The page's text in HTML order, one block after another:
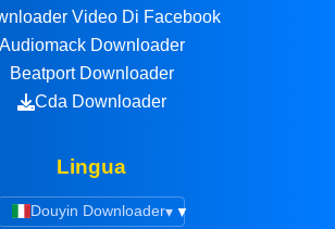
Video Di Facebook
Audiomack Downloader
Beatport Downloader
Cda Downloader
Lingua
Douyin Downloader▾